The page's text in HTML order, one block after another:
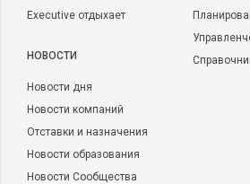
Executive отдыхает
НОВОСТИ
Новости дня
Новости компаний
Отставки и назначения
Новости образования
Новости Сообщества